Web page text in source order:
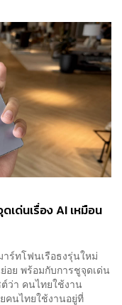
เด่นเรื่อง AI เหมือน
าร์ทโฟนเรือธงรุ่นใหม่
อย พร้อมกับการชูจุดเด่น
ว่า คนไทยใช้งาน
คนไทยใช้งานอยู่ที่